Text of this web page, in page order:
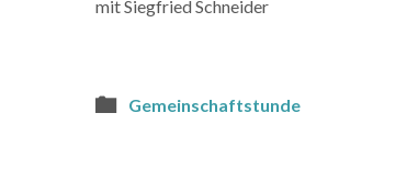
mit Siegfried Schneider
Gemeinschaftstunde